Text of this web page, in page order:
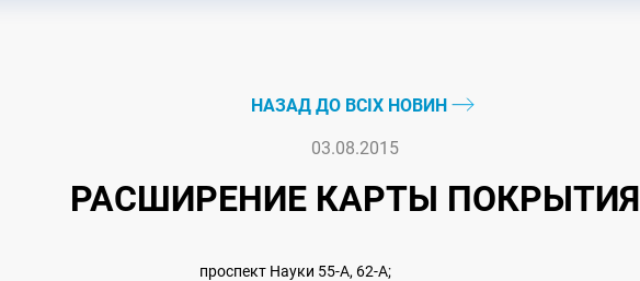
НАЗАД ДО ВСІХ НОВИН
03.08.2015
РАСШИРЕНИЕ КАРТЫ ПОКРЫТИЯ
проспект Науки 55-А, 62-А;